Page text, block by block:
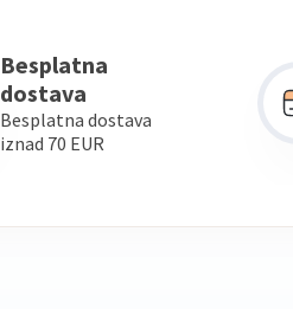
Besplatna
dostava
Besplatna dostava
iznad 70 EUR